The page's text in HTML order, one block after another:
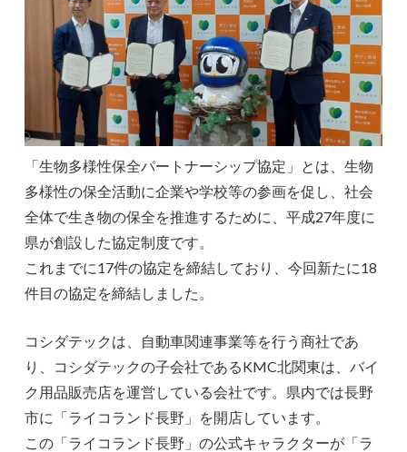
「生物多様性保全パートナーシップ協定」とは、生物
多様性の保全活動に企業や学校等の参画を促し、社会
全体で生き物の保全を推進するために、平成27年度に
県が創設した協定制度です。
これまでに17件の協定を締結しており、今回新たに18
件目の協定を締結しました。
コシダテックは、自動車関連事業等を行う商社であ
り、コシダテックの子会社であるKMC北関東は、バイ
ク用品販売店を運営している会社です。県内では長野
市に「ライコランド長野」を開店しています。
この「ライコランド長野」の公式キャラクターが「ラ